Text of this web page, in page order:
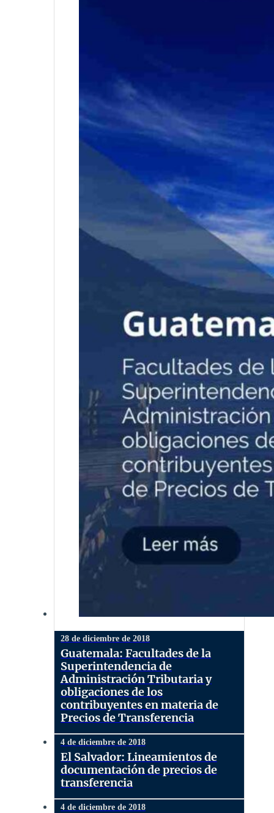
28 de diciembre de 2018
Guatemala: Facultades de la
Superintendencia de
Administración Tributaria y
obligaciones de los
contribuyentes en materia de
Precios de Transferencia
4 de diciembre de 2018
El Salvador: Lineamientos de
documentación de precios de
transferencia
4 de diciembre de 2018